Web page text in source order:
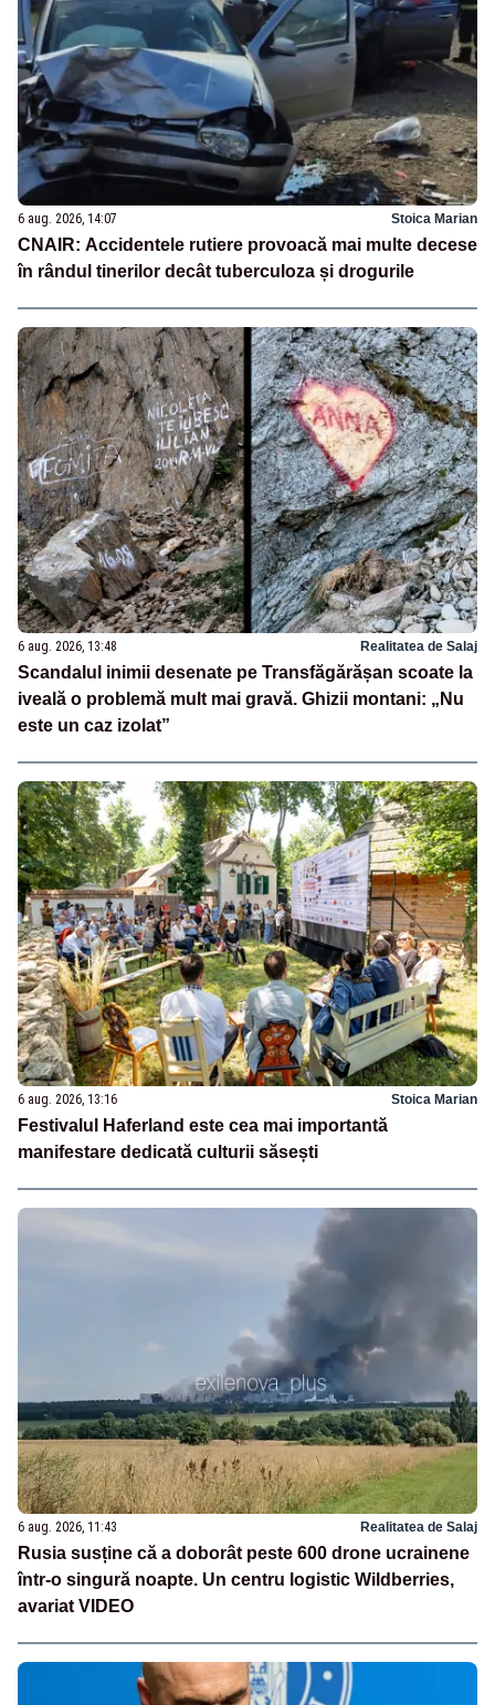
6 aug. 2026, 14:07 Stoica Marian
CNAIR: Accidentele rutiere provoacă mai multe decese
în rândul tinerilor decât tuberculoza și drogurile
6 aug. 2026, 13:48 Realitatea de Salaj
Scandalul inimii desenate pe Transfăgărășan scoate la
iveală o problemă mult mai gravă. Ghizii montani: „Nu
este un caz izolat”
6 aug. 2026, 13:16 Stoica Marian
Festivalul Haferland este cea mai importantă
manifestare dedicată culturii săsești
6 aug. 2026, 11:43 Realitatea de Salaj
Rusia susține că a doborât peste 600 drone ucrainene
într-o singură noapte. Un centru logistic Wildberries,
avariat VIDEO